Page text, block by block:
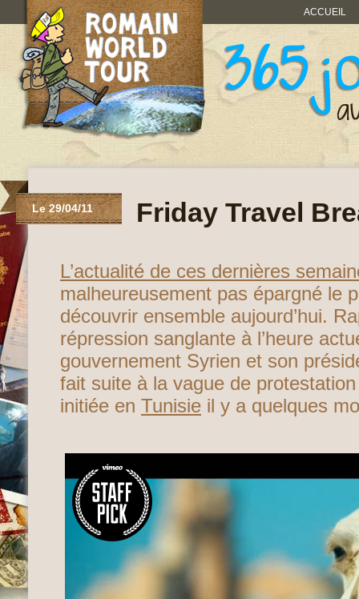
ACCUEIL
Le 29/04/11 Friday Travel
L’actualité de ces dernières
malheureusement pas épargné le
découvrir ensemble aujourd’hui.
répression sanglante à l’heure
gouvernement Syrien et son
fait suite à la vague de
initiée en Tunisie il y a quelques